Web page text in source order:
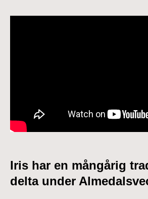
Iris har en mångårig
delta under